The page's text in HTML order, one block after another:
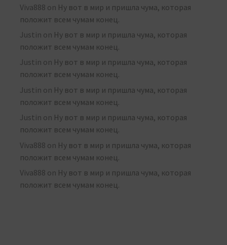
Viva888 on Ну вот в мир и пришла чума, которая
положит всем чумам конец.
Justin on Ну вот в мир и пришла чума, которая
положит всем чумам конец.
Justin on Ну вот в мир и пришла чума, которая
положит всем чумам конец.
Justin on Ну вот в мир и пришла чума, которая
положит всем чумам конец.
Justin on Ну вот в мир и пришла чума, которая
положит всем чумам конец.
Viva888 on Ну вот в мир и пришла чума, которая
положит всем чумам конец.
Viva888 on Ну вот в мир и пришла чума, которая
положит всем чумам конец.